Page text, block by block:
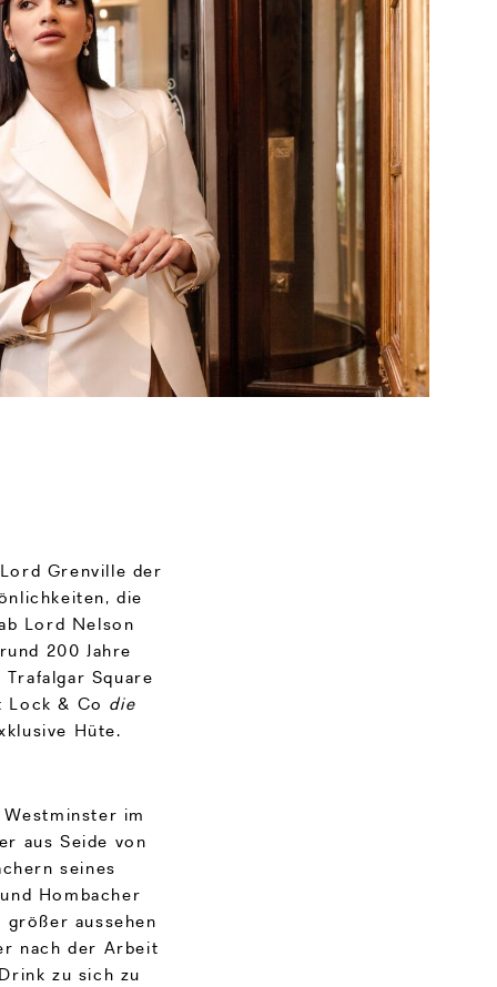
Grenville der
die
Lord Nelson
200 Jahre
Square
Lock & Co die
Hüte.
im
aus Seide von
seines
Hombacher
aussehen
nach der Arbeit
zu sich zu